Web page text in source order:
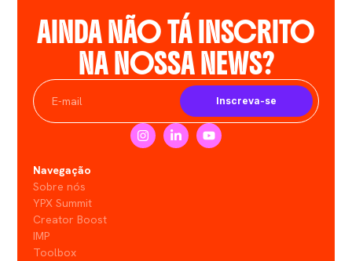
AINDA NÃO TÁ INSCRITO
NA NOSSA NEWS?
Inscreva-se
Navegação
Sobre nós
YPX Summit
Creator Boost
IMP
Toolbox